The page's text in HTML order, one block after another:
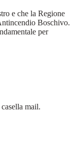
e che la Regione
Boschivo.
per
mail.